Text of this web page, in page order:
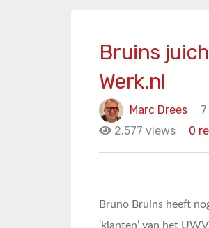
Bruins
Werk.nl
Marc Drees
2.577 views
0
Bruno Bruins heeft
‘klanten’ van het